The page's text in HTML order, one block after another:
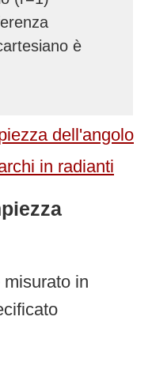
è
dell'angolo
in radianti
in